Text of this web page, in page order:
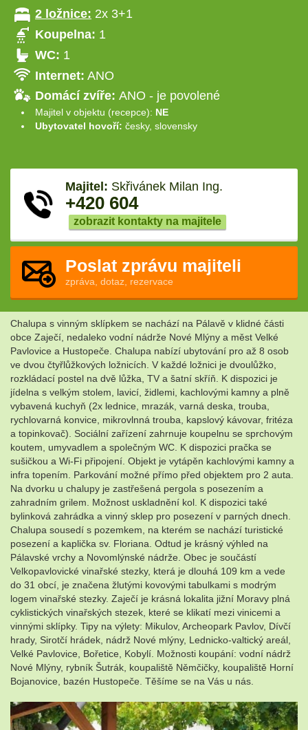
2 ložnice: 2x 3+1
Koupelna: 1
WC: 1
Internet: ANO
Domácí zvíře: ANO - je povolené
Majitel v objektu (recepce): NE
Ubytovatel hovoří: česky, slovensky
Majitel: Skřivánek Milan Ing.
+420 604
zobrazit kontakty na majitele
Poslat zprávu majiteli
zpráva, dotaz, rezervace
Chalupa s vinným sklípkem se nachází na Pálavě v klidné části
obce Zaječí, nedaleko vodní nádrže Nové Mlýny a měst Velké
Pavlovice a Hustopeče. Chalupa nabízí ubytování pro až 8 osob
ve dvou čtyřlůžkových ložnicích. V každé ložnici je dvoulůžko,
rozkládací postel na dvě lůžka, TV a šatní skříň. K dispozici je
jídelna s velkým stolem, lavicí, židlemi, kachlovými kamny a plně
vybavená kuchyň (2x lednice, mrazák, varná deska, trouba,
rychlovarná konvice, mikrovlnná trouba, kapslový kávovar, fritéza
a topinkovač). Sociální zařízení zahrnuje koupelnu se sprchovým
koutem, umyvadlem a společným WC. K dispozici pračka se
sušičkou a Wi-Fi připojení. Objekt je vytápěn kachlovými kamny a
infra topením. Parkování možné přímo před objektem pro 2 auta.
Na dvorku u chalupy je zastřešená pergola s posezením a
zahradním grilem. Možnost uskladnění kol. K dispozici také
bylinková zahrádka a vinný sklep pro posezení v parných dnech.
Chalupa sousedí s pozemkem, na kterém se nachází turistické
posezení a kaplička sv. Floriana. Odtud je krásný výhled na
Pálavské vrchy a Novomlýnské nádrže. Obec je součástí
Velkopavlovické vinařské stezky, která je dlouhá 109 km a vede
do 31 obcí, je značena žlutými kovovými tabulkami s modrým
logem vinařské stezky. Zaječí je krásná lokalita jižní Moravy plná
cyklistických vinařských stezek, které se klikatí mezi vinicemi a
vinnými sklípky. Tipy na výlety: Mikulov, Archeopark Pavlov, Dívčí
hrady, Sirotčí hrádek, nádrž Nové mlýny, Lednicko-valtický areál,
Velké Pavlovice, Bořetice, Kobylí. Možnosti koupání: vodní nádrž
Nové Mlýny, rybník Šutrák, koupaliště Němčičky, koupaliště Horní
Bojanovice, bazén Hustopeče. Těšíme se na Vás u nás.